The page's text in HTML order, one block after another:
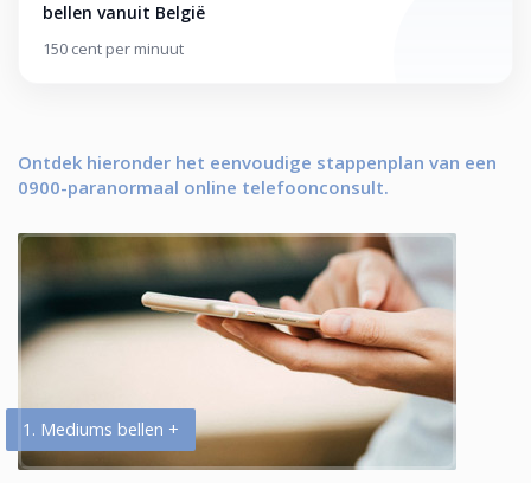
bellen vanuit België
150 cent per minuut
Ontdek hieronder het eenvoudige stappenplan van een
0900-paranormaal online telefoonconsult.
1. Mediums bellen +